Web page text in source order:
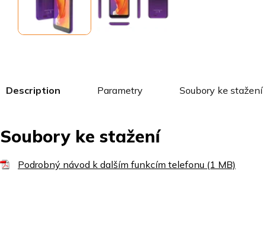
Description Parametry Soubory ke stažení
Soubory ke stažení
Podrobný návod k dalším funkcím telefonu (1 MB)